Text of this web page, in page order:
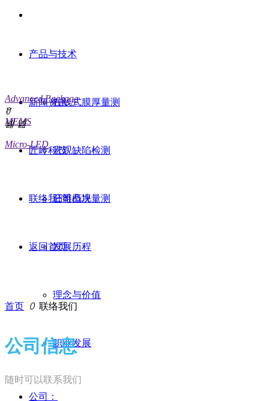
产品与技术
在线式膜厚量测
宏观缺陷检测
三维凸块量测
新闻资讯
匠岭科技
公司概况
发展历程
理念与价值
职业发展
联络我们
返回首页
ꀄ
Advanced Package
MEMS
Micro-LED
넳 넲
首页 ꄲ 联络我们
公司信息
随时可以联系我们
公司：